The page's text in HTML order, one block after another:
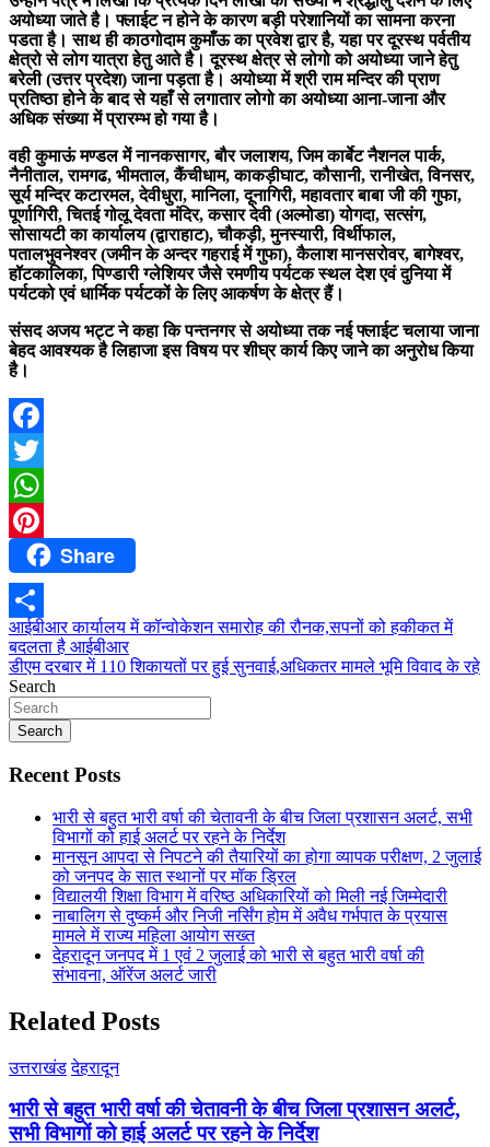
अयोध्या जाते है। फ्लाईट न होने के कारण बड़ी परेशानियों का सामना करना
पडता है। साथ ही काठगोदाम कुमाँऊ का प्रवेश द्वार है, यहा पर दूरस्थ पर्वतीय
क्षेत्रो से लोग यात्रा हेतु आते है। दूरस्थ क्षेत्र से लोगो को अयोध्या जाने हेतु
बरेली (उत्तर प्रदेश) जाना पड़ता है। अयोध्या में श्री राम मन्दिर की प्राण
प्रतिष्ठा होने के बाद से यहाँ से लगातार लोगो का अयोध्या आना-जाना और
अधिक संख्या में प्रारम्भ हो गया है।
वही कुमाऊं मण्डल में नानकसागर, बौर जलाशय, जिम कार्बेट नैशनल पार्क,
नैनीताल, रामगढ, भीमताल, कैंचीधाम, काकड़ीघाट, कौसानी, रानीखेत, विनसर,
सूर्य मन्दिर कटारमल, देवीधुरा, मानिला, दूनागिरी, महावतार बाबा जी की गुफा,
पूर्णागिरी, चितई गोलू देवता मंदिर, कसार देवी (अल्मोडा) योगदा, सत्संग,
सोसायटी का कार्यालय (द्वाराहाट), चौकड़ी, मुनस्यारी, विर्थीफाल,
पतालभुवनेश्वर (जमीन के अन्दर गहराई में गुफा), कैलाश मानसरोवर, बागेश्वर,
हॉटकालिका, पिण्डारी ग्लेशियर जैसे रमणीय पर्यटक स्थल देश एवं दुनिया में
पर्यटको एवं धार्मिक पर्यटकों के लिए आकर्षण के क्षेत्र हैं।
संसद अजय भट्ट ने कहा कि पन्तनगर से अयोध्या तक नई फ्लाईट चलाया जाना
बेहद आवश्यक है लिहाजा इस विषय पर शीघ्र कार्य किए जाने का अनुरोध किया
है।
Facebook
Twitter
WhatsApp
PinterestShare
Share
Post
navigation
आईबीआर कार्यालय में कॉन्वोकेशन समारोह की रौनक,सपनों को हकीकत में
बदलता है आईबीआर
डीएम दरबार में 110 शिकायतों पर हुई सुनवाई,अधिकतर मामले भूमि विवाद के रहे
Search
Search
Recent Posts
भारी से बहुत भारी वर्षा की चेतावनी के बीच जिला प्रशासन अलर्ट, सभी
विभागों को हाई अलर्ट पर रहने के निर्देश
मानसून आपदा से निपटने की तैयारियों का होगा व्यापक परीक्षण, 2 जुलाई
को जनपद के सात स्थानों पर मॉक ड्रिल
विद्यालयी शिक्षा विभाग में वरिष्ठ अधिकारियों को मिली नई जिम्मेदारी
नाबालिग से दुष्कर्म और निजी नर्सिंग होम में अवैध गर्भपात के प्रयास
मामले में राज्य महिला आयोग सख्त
देहरादून जनपद में 1 एवं 2 जुलाई को भारी से बहुत भारी वर्षा की
संभावना, ऑरेंज अलर्ट जारी
Related Posts
उत्तराखंड देहरादून
भारी से बहुत भारी वर्षा की चेतावनी के बीच जिला प्रशासन अलर्ट,
सभी विभागों को हाई अलर्ट पर रहने के निर्देश